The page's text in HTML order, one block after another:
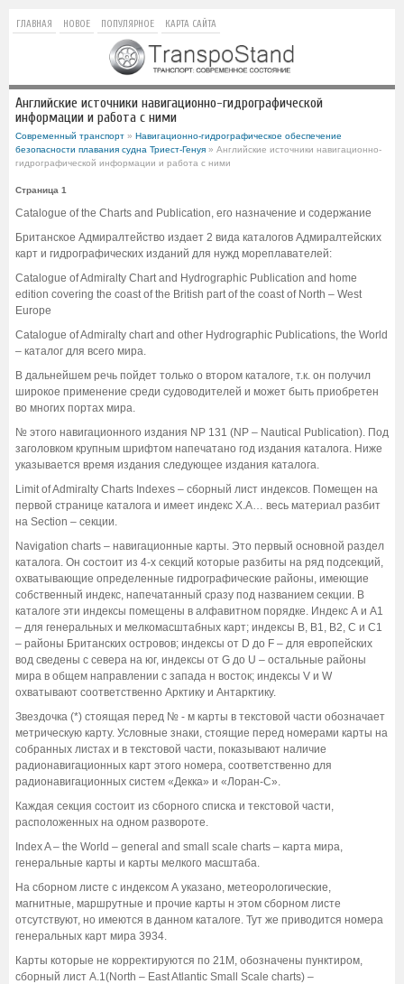
ГЛАВНАЯ НОВОЕ ПОПУЛЯРНОЕ КАРТА САЙТА
Английские источники навигационно-гидрографической
информации и работа с ними
Современный транспорт » Навигационно-гидрографическое обеспечение
безопасности плавания судна Триест-Генуя » Английские источники навигационно-
гидрографической информации и работа с ними
Страница 1
Catalogue of the Charts and Publication, его назначение и содержание
Британское Адмиралтейство издает 2 вида каталогов Адмиралтейских
карт и гидрографических изданий для нужд мореплавателей:
Catalogue of Admiralty Chart and Hydrographic Publication and home
edition covering the coast of the British part of the coast of North – West
Europe
Catalogue of Admiralty chart and other Hydrographic Publications, the World
– каталог для всего мира.
В дальнейшем речь пойдет только о втором каталоге, т.к. он получил
широкое применение среди судоводителей и может быть приобретен
во многих портах мира.
№ этого навигационного издания NP 131 (NP – Nautical Publication). Под
заголовком крупным шрифтом напечатано год издания каталога. Ниже
указывается время издания следующее издания каталога.
Limit of Admiralty Charts Indexes – сборный лист индексов. Помещен на
первой странице каталога и имеет индекс Х.А… весь материал разбит
на Section – секции.
Navigation charts – навигационные карты. Это первый основной раздел
каталога. Он состоит из 4-х секций которые разбиты на ряд подсекций,
охватывающие определенные гидрографические районы, имеющие
собственный индекс, напечатанный сразу под названием секции. В
каталоге эти индексы помещены в алфавитном порядке. Индекс А и А1
– для генеральных и мелкомасштабных карт; индексы В, В1, В2, С и С1
– районы Британских островов; индексы от D до F – для европейских
вод сведены с севера на юг, индексы от G до U – остальные районы
мира в общем направлении с запада н восток; индексы V и W
охватывают соответственно Арктику и Антарктику.
Звездочка (*) стоящая перед № - м карты в текстовой части обозначает
метрическую карту. Условные знаки, стоящие перед номерами карты на
собранных листах и в текстовой части, показывают наличие
радионавигационных карт этого номера, соответственно для
радионавигационных систем «Декка» и «Лоран-С».
Каждая секция состоит из сборного списка и текстовой части,
расположенных на одном развороте.
Index A – the World – general and small scale charts – карта мира,
генеральные карты и карты мелкого масштаба.
На сборном листе с индексом А указано, метеорологические,
магнитные, маршрутные и прочие карты н этом сборном листе
отсутствуют, но имеются в данном каталоге. Тут же приводится номера
генеральных карт мира 3934.
Карты которые не корректируются по 21М, обозначены пунктиром,
сборный лист А.1(North – East Atlantic Small Scale charts) –